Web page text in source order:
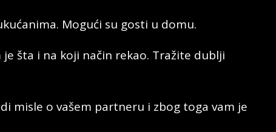
Mogući su gosti u domu.
šta i na koji način rekao. Tražite dublji
misle o vašem partneru i zbog toga vam je